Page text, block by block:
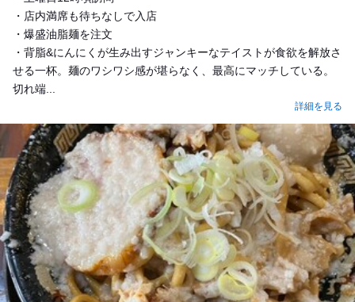
・店内満席も待ちなしで入店
・爆盛油脂麺を注文
・背脂&にんにくが生み出すジャンキーなテイストが食欲を解放さ
せる一杯。麺のワシワシ感が堪らなく、最高にマッチしている。
切れ端...
詳細を見る